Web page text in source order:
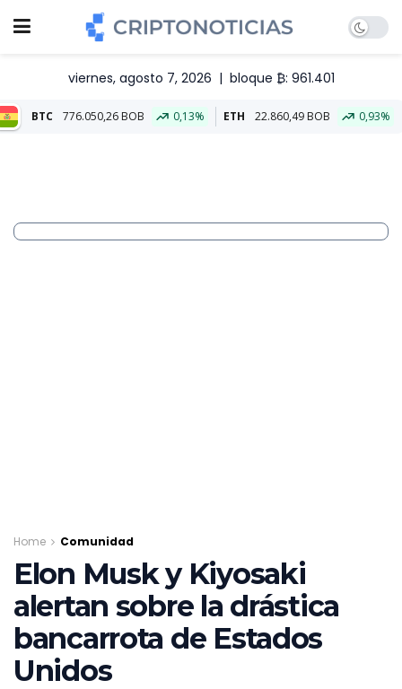
viernes, agosto 7, 2026 | bloque ₿: 961.401
0,13% ETH 22.860,49 BOB 0,93% Aliado
Home Comunidad
Elon Musk y Kiyosaki
alertan sobre la drástica
bancarrota de Estados
Unidos